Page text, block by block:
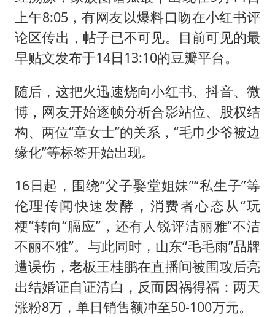
上午8:05，有网友以爆料口吻在小红书评
论区传出，帖子已不可见。目前可见的最
早贴文发布于14日13:10的豆瓣平台。
随后，这把火迅速烧向小红书、抖音、微
博，网友开始逐帧分析合影站位、股权结
构、两位“章女士”的关系，“毛巾少爷被边
缘化”等标签开始出现。
16日起，围绕“父子娶堂姐妹”“私生子”等
伦理传闻快速发酵，消费者心态从“玩
梗”转向“膈应”，还有人锐评洁丽雅“不洁
不丽不雅”。与此同时，山东“毛毛雨”品牌
遭误伤，老板王桂鹏在直播间被围攻后亮
出结婚证自证清白，反而因祸得福：两天
涨粉8万，单日销售额冲至50-100万元。